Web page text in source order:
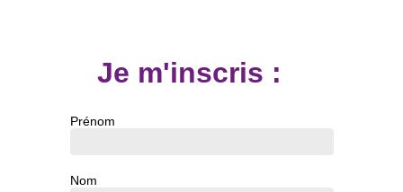
Je m'inscris :
Prénom
Nom